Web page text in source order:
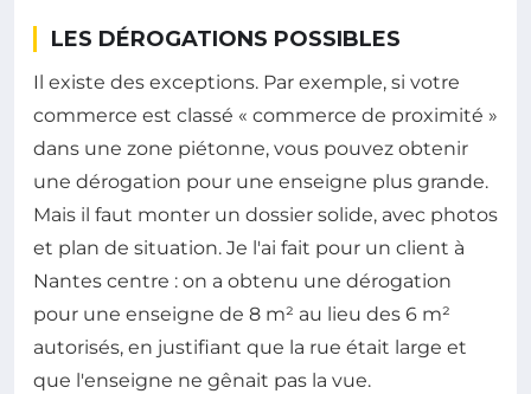
LES DÉROGATIONS POSSIBLES
Il existe des exceptions. Par exemple, si votre
commerce est classé « commerce de proximité »
dans une zone piétonne, vous pouvez obtenir
une dérogation pour une enseigne plus grande.
Mais il faut monter un dossier solide, avec photos
et plan de situation. Je l'ai fait pour un client à
Nantes centre : on a obtenu une dérogation
pour une enseigne de 8 m² au lieu des 6 m²
autorisés, en justifiant que la rue était large et
que l'enseigne ne gênait pas la vue.